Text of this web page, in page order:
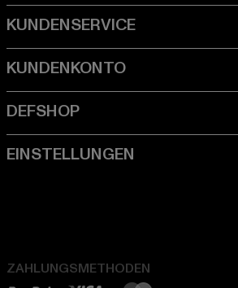
ZAHLUNGSMETHODEN